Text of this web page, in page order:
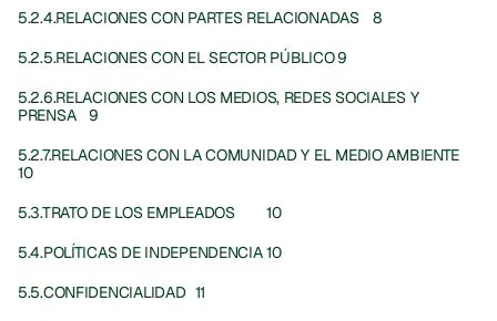
5.2.4.RELACIONES CON PARTES RELACIONADAS	8
5.2.5.RELACIONES CON EL SECTOR PÚBLICO	9
5.2.6.RELACIONES CON LOS MEDIOS, REDES SOCIALES Y
PRENSA	9
5.2.7.RELACIONES CON LA COMUNIDAD Y EL MEDIO AMBIENTE
10
5.3.TRATO DE LOS EMPLEADOS	10
5.4.POLÍTICAS DE INDEPENDENCIA	10
5.5.CONFIDENCIALIDAD	11